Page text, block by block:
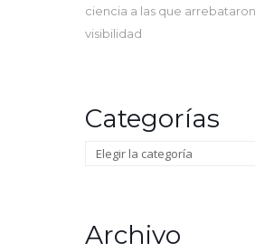
ciencia a las que
visibilidad
Categorías
Categorías
Archivo